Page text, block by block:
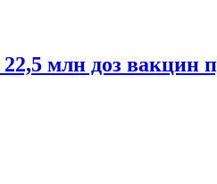
22,5 млн доз